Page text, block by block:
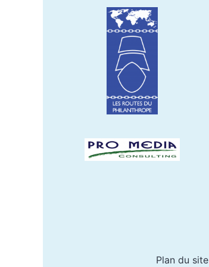
Plan du site